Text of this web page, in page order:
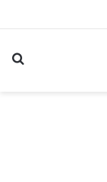
الأسعار؟